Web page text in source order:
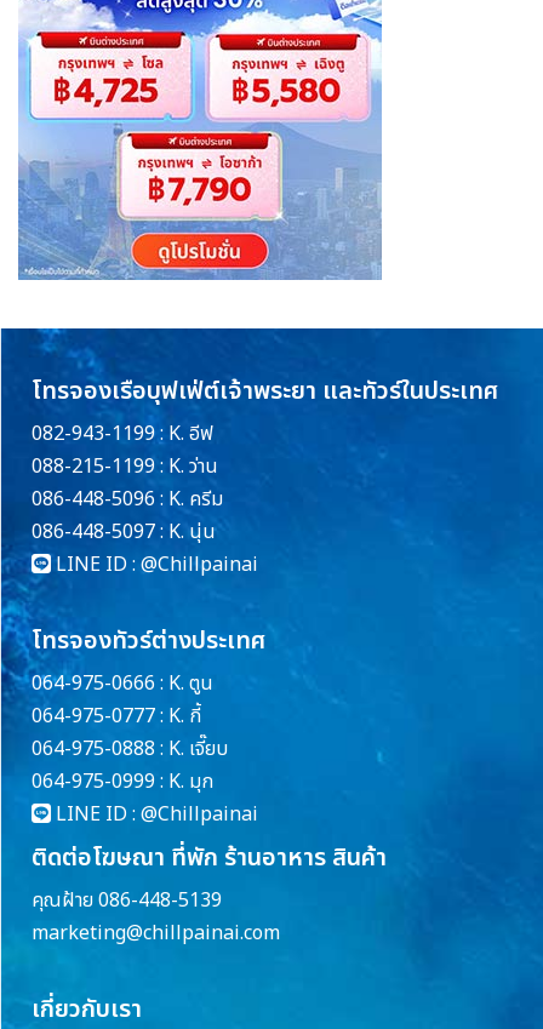
โทรจองเรือบุฟเฟ่ต์เจ้าพระยา และทัวร์ในประเทศ
082-943-1199 : K. อีฟ
088-215-1199 : K. ว่าน
086-448-5096 : K. ครีม
086-448-5097 : K. นุ่น
LINE ID : @Chillpainai
โทรจองทัวร์ต่างประเทศ
064-975-0666 : K. ตูน
064-975-0777 : K. กี้
064-975-0888 : K. เจี๊ยบ
064-975-0999 : K. มุก
LINE ID : @Chillpainai
ติดต่อโฆษณา ที่พัก ร้านอาหาร สินค้า
คุณฝ้าย 086-448-5139
marketing@chillpainai.com
เกี่ยวกับเรา